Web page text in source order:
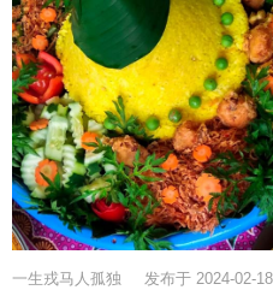
一生戎马人孤独 发布于 2024-02-18